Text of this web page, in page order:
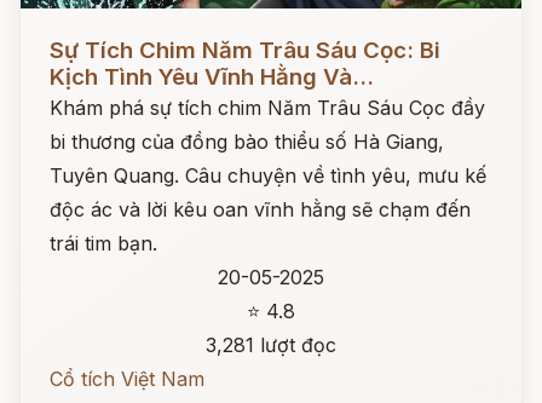
Sự Tích Chim Năm Trâu Sáu Cọc: Bi
Kịch Tình Yêu Vĩnh Hằng Và...
Khám phá sự tích chim Năm Trâu Sáu Cọc đầy
bi thương của đồng bào thiểu số Hà Giang,
Tuyên Quang. Câu chuyện về tình yêu, mưu kế
độc ác và lời kêu oan vĩnh hằng sẽ chạm đến
trái tim bạn.
20-05-2025
⭐ 4.8
3,281 lượt đọc
Cổ tích Việt Nam